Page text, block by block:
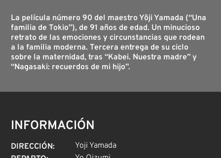
La película número 90 del maestro Yôji Yamada (“Una
familia de Tokio”), de 91 años de edad. Un minucioso
retrato de las emociones y circunstancias que rodean
a la familia moderna. Tercera entrega de su ciclo
sobre la maternidad, tras “Kabei. Nuestra madre” y
“Nagasaki: recuerdos de mi hijo”.
INFORMACIÓN
DIRECCIÓN:
Yoji Yamada